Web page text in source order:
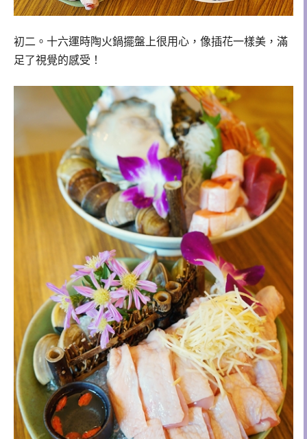
初二。十六運時陶火鍋擺盤上很用心，像插花一樣美，滿
足了視覺的感受！